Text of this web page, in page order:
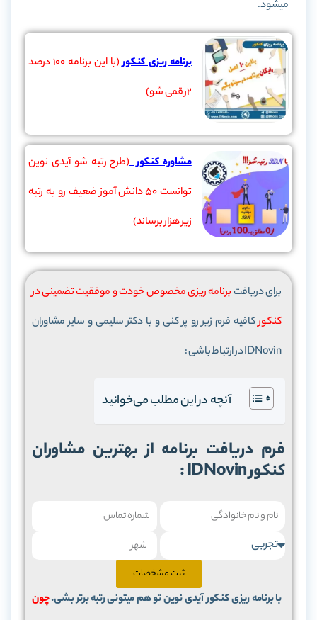
میشود.
برنامه ریزی کنکور
(با این برنامه 100 درصد
2رقمی شو)
مشاوره کنکور(طرح رتبه شو آیدی نوین
توانست 50 دانش آموز ضعیف رو به رتبه
زیر هزار برساند)
برای دریافتبرنامه ریزی مخصوص خودت و موفقیت تضمینی در
کنکورکافیه فرم زیر رو پر کنی و با دکتر سلیمی و سایر مشاوران
IDNovin در ارتباط باشی :
آنچه در این مطلب می‌خوانید
کنکور IDNovin :
ثبت مشخصات
با برنامه ریزی کنکور آیدی نوین تو هم میتونی رتبه برتر بشی.چون